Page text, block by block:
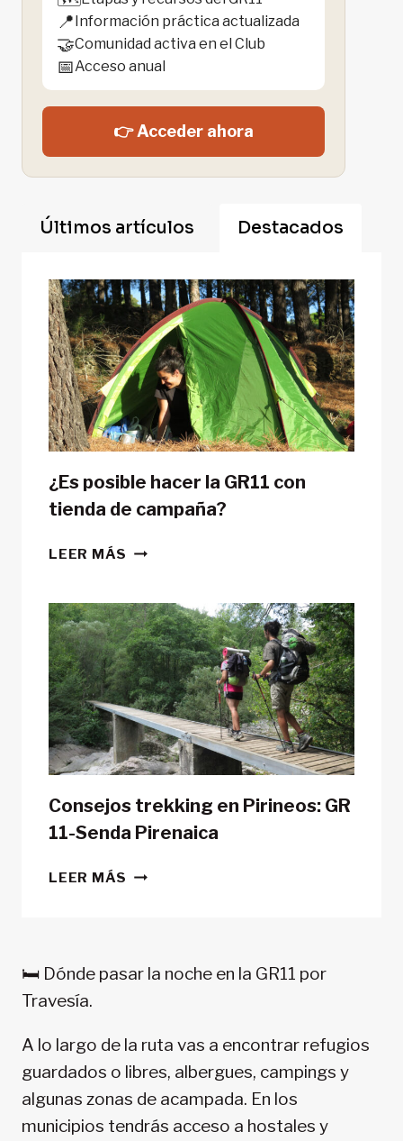
📍Información práctica actualizada
🤝Comunidad activa en el Club
📅Acceso anual
👉 Acceder ahora
Últimos artículos Destacados
¿Es posible hacer la GR11 con
tienda de campaña?
LEER MÁS ¿ES
LA
GR11
CON
TIENDA
DE
CAMPAÑA?
Consejos trekking en Pirineos: GR
11-Senda Pirenaica
LEER MÁS CONSEJOS
11-
🛏️ Dónde pasar la noche en la GR11 por
Travesía.
A lo largo de la ruta vas a encontrar refugios
guardados o libres, albergues, campings y
algunas zonas de acampada. En los
municipios tendrás acceso a hostales y